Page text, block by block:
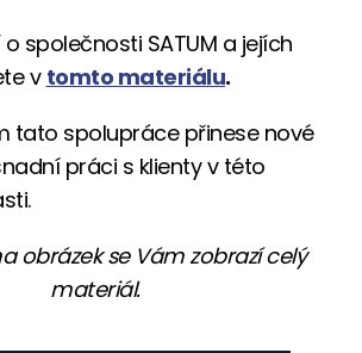
společnosti SATUM a jejích
v tomto materiálu.
tato spolupráce přinese nové
práci s klienty v této
obrázek se Vám zobrazí celý
materiál.